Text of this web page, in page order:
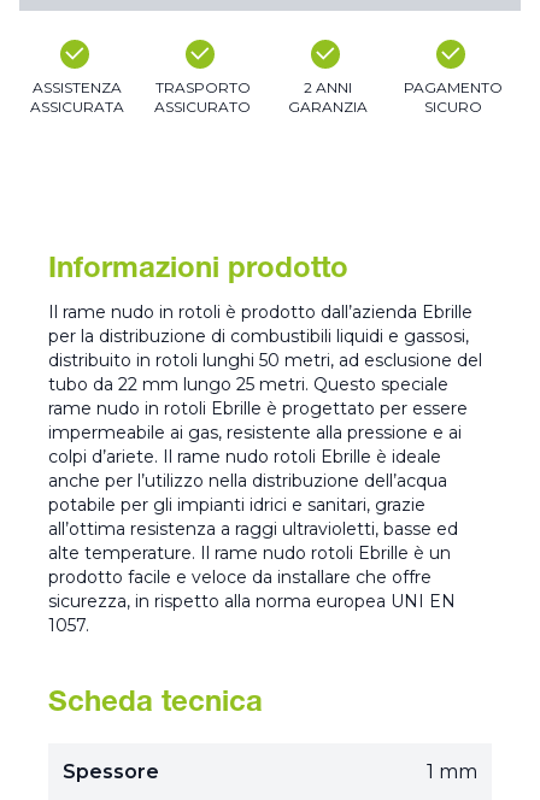
ASSISTENZA
ASSICURATA
TRASPORTO
ASSICURATO
2 ANNI
GARANZIA
PAGAMENTO
SICURO
Informazioni prodotto
Il rame nudo in rotoli è prodotto dall’azienda Ebrille
per la distribuzione di combustibili liquidi e gassosi,
distribuito in rotoli lunghi 50 metri, ad esclusione del
tubo da 22 mm lungo 25 metri. Questo speciale
rame nudo in rotoli Ebrille è progettato per essere
impermeabile ai gas, resistente alla pressione e ai
colpi d’ariete. Il rame nudo rotoli Ebrille è ideale
anche per l’utilizzo nella distribuzione dell’acqua
potabile per gli impianti idrici e sanitari, grazie
all’ottima resistenza a raggi ultravioletti, basse ed
alte temperature. Il rame nudo rotoli Ebrille è un
prodotto facile e veloce da installare che offre
sicurezza, in rispetto alla norma europea UNI EN
1057.
Scheda tecnica
Spessore 1 mm